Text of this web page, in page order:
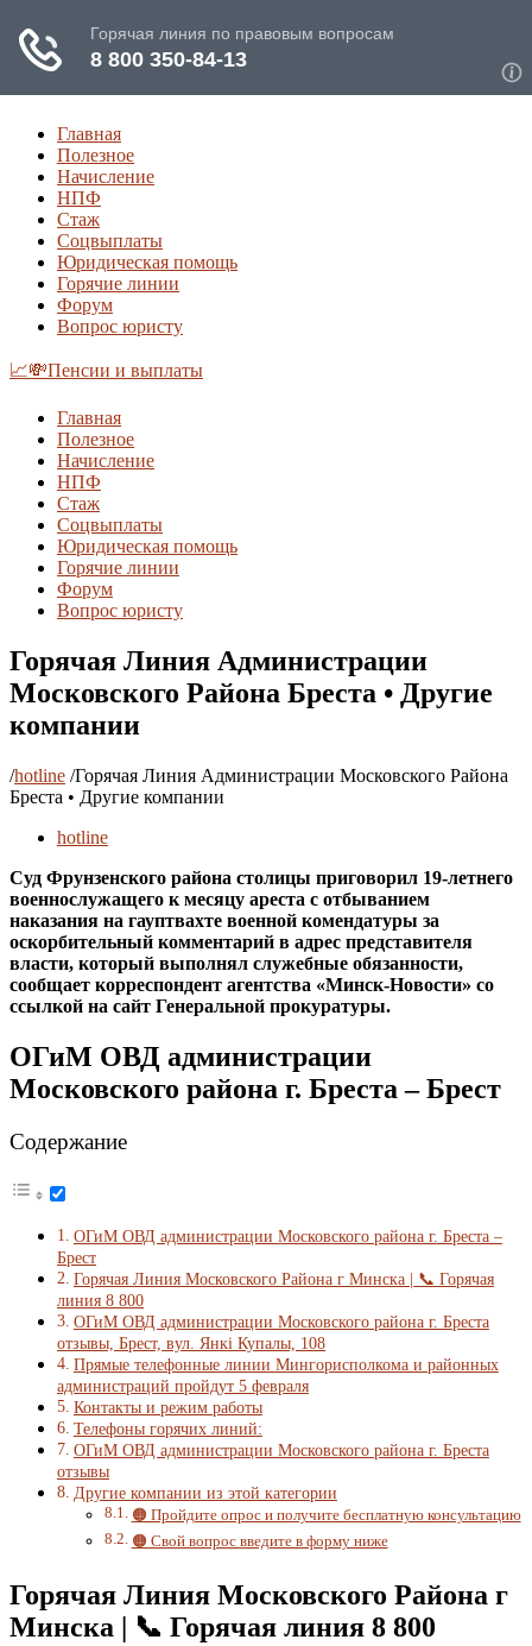
Главная
Полезное
Начисление
НПФ
Стаж
Соцвыплаты
Юридическая помощь
Горячие линии
Форум
Вопрос юристу
📈💸Пенсии и выплаты
Главная
Полезное
Начисление
НПФ
Стаж
Соцвыплаты
Юридическая помощь
Горячие линии
Форум
Вопрос юристу
Горячая Линия Администрации
Московского Района Бреста • Другие
компании
/hotline /Горячая Линия Администрации Московского Района
Бреста • Другие компании
hotline
Суд Фрунзенского района столицы приговорил 19-летнего
военнослужащего к месяцу ареста с отбыванием
наказания на гауптвахте военной комендатуры за
оскорбительный комментарий в адрес представителя
власти, который выполнял служебные обязанности,
сообщает корреспондент агентства «Минск-Новости» со
ссылкой на сайт Генеральной прокуратуры.
ОГиМ ОВД администрации
Московского района г. Бреста – Брест
Содержание
ОГиМ ОВД администрации Московского района г. Бреста –
Брест
Горячая Линия Московского Района г Минска | 📞 Горячая
линия 8 800
ОГиМ ОВД администрации Московского района г. Бреста
отзывы, Брест, вул. Янкі Купалы, 108
Прямые телефонные линии Мингорисполкома и районных
администраций пройдут 5 февраля
Контакты и режим работы
Телефоны горячих линий:
ОГиМ ОВД администрации Московского района г. Бреста
отзывы
Другие компании из этой категории
🟠 Пройдите опрос и получите бесплатную консультацию
🟠 Свой вопрос введите в форму ниже
Горячая Линия Московского Района г
Минска | 📞 Горячая линия 8 800